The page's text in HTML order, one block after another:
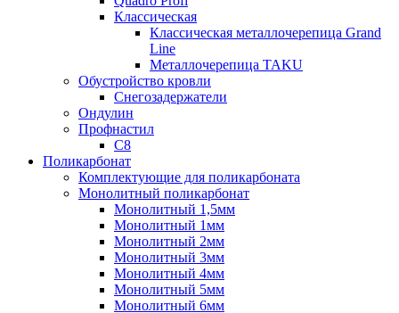
Классическая
Классическая металлочерепица Grand
Line
Металлочерепица TAKU
Обустройство кровли
Снегозадержатели
Ондулин
Профнастил
С8
Поликарбонат
Комплектующие для поликарбоната
Монолитный поликарбонат
Монолитный 1,5мм
Монолитный 1мм
Монолитный 2мм
Монолитный 3мм
Монолитный 4мм
Монолитный 5мм
Монолитный 6мм